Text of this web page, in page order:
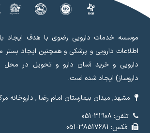
موسسه خدمات دارویی رضوی با هدف ایجاد
اطلاعات دارویی و پزشکی و همچنین ایجاد
دارویی و خرید آسان دارو و تحویل در
داروساز) ایجاد شده است.
مشهد, میدان بیمارستان امام رضا , داروخانه
تلفن: 31908-051
فکس: 38517681-051